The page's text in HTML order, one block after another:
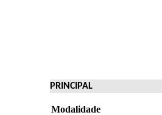
PRINCIPAL
Modalidade